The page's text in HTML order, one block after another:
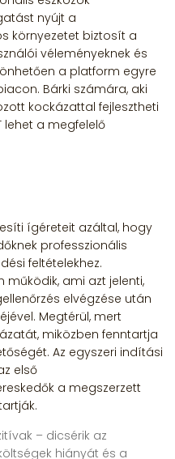
nyújt a
környezetet biztosít a
véleményeknek és
a platform egyre
Bárki számára, aki
kockázattal fejlesztheti
lehet a megfelelő
ígéreteit azáltal, hogy
professzionális
feltételekhez.
működik, ami azt jelenti,
elvégzése után
Megtérül, mert
miközben fenntartja
Az egyszeri indítási
első
a megszerzett
– dicsérik az
hiányát és a